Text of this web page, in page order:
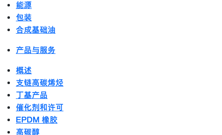
能源
包装
合成基础油
产品与服务
概述
支链高碳烯烃
丁基产品
催化剂和许可
EPDM 橡胶
高碳醇